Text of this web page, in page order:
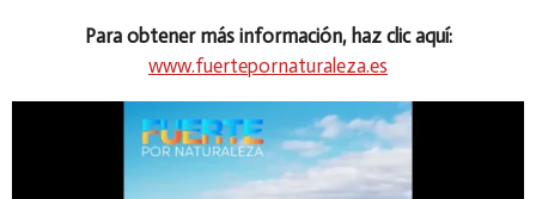
Para obtener más información, haz clic aquí:
www.fuertepornaturaleza.es